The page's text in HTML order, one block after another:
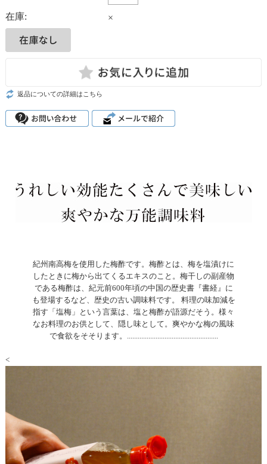
在庫: ×
返品についての詳細はこちら
紀州南高梅を使用した梅酢です。梅酢とは、梅を塩漬けに
したときに梅から出てくるエキスのこと。梅干しの副産物
である梅酢は、紀元前600年頃の中国の歴史書『書経』に
も登場するなど、歴史の古い調味料です。 料理の味加減を
指す「塩梅」という言葉は、塩と梅酢が語源だそう。様々
なお料理のお供として、隠し味として。爽やかな梅の風味
で食欲をそそります。...................................................
<